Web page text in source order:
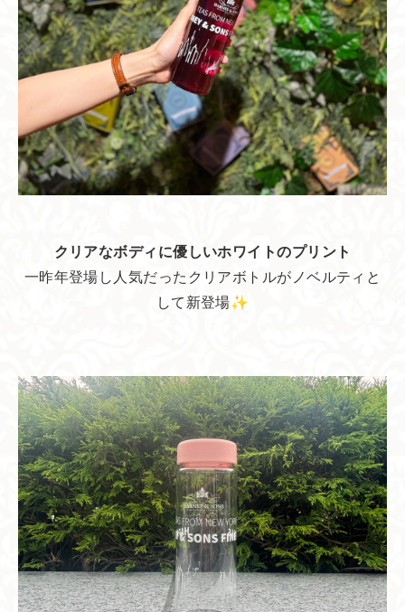
クリアなボディに優しいホワイトのプリント
一昨年登場し人気だったクリアボトルがノベルティと
して新登場✨